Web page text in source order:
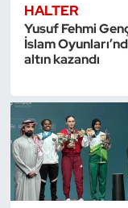
HALTER
Yusuf Fehmi
İslam
altın kazandı
İşitme
Judo ve
Karate
Kayak